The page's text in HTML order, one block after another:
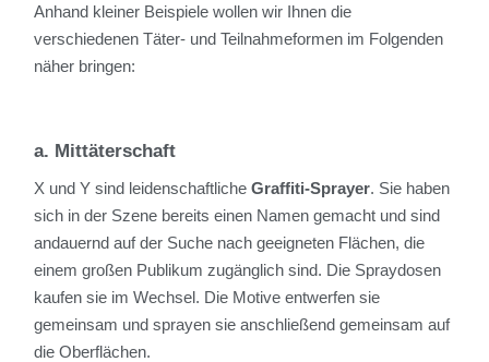
Anhand kleiner Beispiele wollen wir Ihnen die
verschiedenen Täter- und Teilnahmeformen im Folgenden
näher bringen:
a. Mittäterschaft
X und Y sind leidenschaftlicheGraffiti-Sprayer. Sie haben
sich in der Szene bereits einen Namen gemacht und sind
andauernd auf der Suche nach geeigneten Flächen, die
einem großen Publikum zugänglich sind. Die Spraydosen
kaufen sie im Wechsel. Die Motive entwerfen sie
gemeinsam und sprayen sie anschließend gemeinsam auf
die Oberflächen.